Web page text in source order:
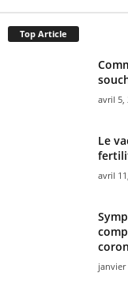
Top Article
avril 5,
Le
avril
janvier